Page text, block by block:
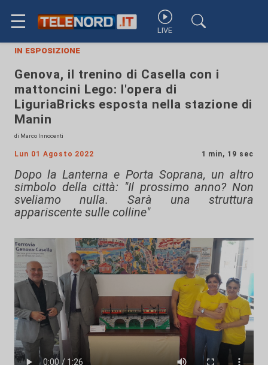
☰ LIVE
in esposizione
Genova, il trenino di Casella con i
mattoncini Lego: l'opera di
LiguriaBricks esposta nella stazione di
Manin
di Marco Innocenti
Lun 01 Agosto 2022 1 min, 19 sec
Dopo la Lanterna e Porta Soprana, un altro
simbolo della città: "Il prossimo anno? Non
sveliamo nulla. Sarà una struttura
appariscente sulle colline"